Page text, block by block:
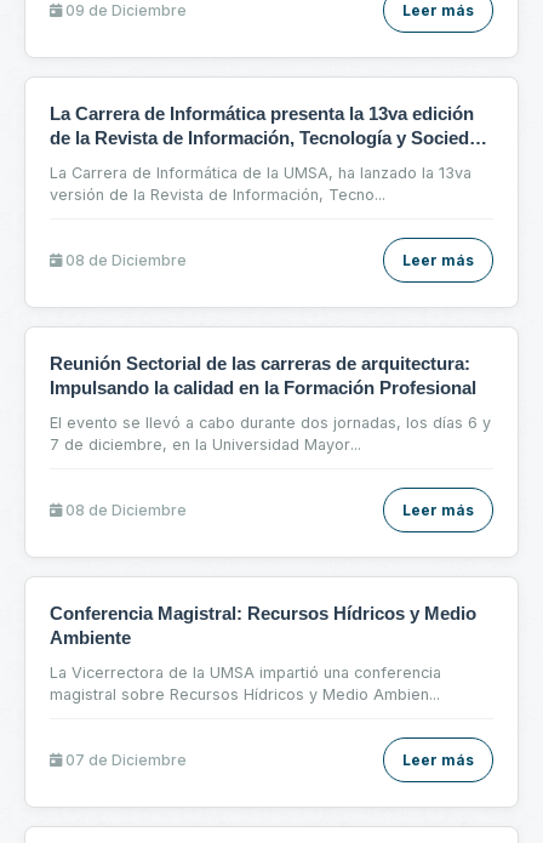
09 de Diciembre Leer más
La Carrera de Informática presenta la 13va edición
de la Revista de Información, Tecnología y Sociedad
(RITS) enfocada en Bioinformática
La Carrera de Informática de la UMSA, ha lanzado la 13va
versión de la Revista de Información, Tecno...
08 de Diciembre Leer más
Reunión Sectorial de las carreras de arquitectura:
Impulsando la calidad en la Formación Profesional
El evento se llevó a cabo durante dos jornadas, los días 6 y
7 de diciembre, en la Universidad Mayor...
08 de Diciembre Leer más
Conferencia Magistral: Recursos Hídricos y Medio
Ambiente
La Vicerrectora de la UMSA impartió una conferencia
magistral sobre Recursos Hídricos y Medio Ambien...
07 de Diciembre Leer más